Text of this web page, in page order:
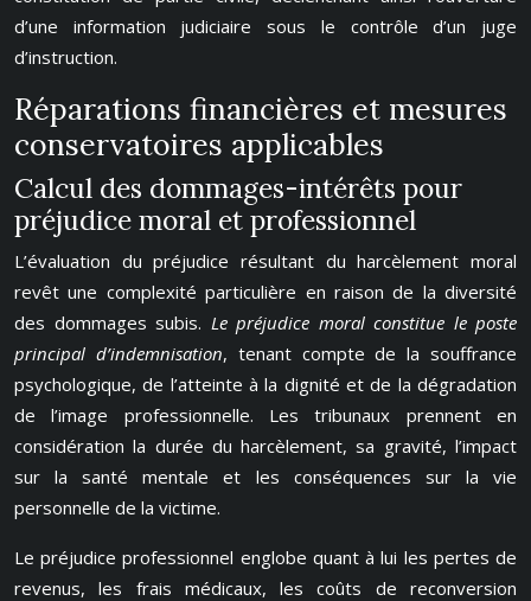
d’une information judiciaire sous le contrôle d’un juge
d’instruction.
Réparations financières et mesures
conservatoires applicables
Calcul des dommages-intérêts pour
préjudice moral et professionnel
L’évaluation du préjudice résultant du harcèlement moral
revêt une complexité particulière en raison de la diversité
des dommages subis. Le préjudice moral constitue le poste
principal d’indemnisation, tenant compte de la souffrance
psychologique, de l’atteinte à la dignité et de la dégradation
de l’image professionnelle. Les tribunaux prennent en
considération la durée du harcèlement, sa gravité, l’impact
sur la santé mentale et les conséquences sur la vie
personnelle de la victime.
Le préjudice professionnel englobe quant à lui les pertes de
revenus, les frais médicaux, les coûts de reconversion